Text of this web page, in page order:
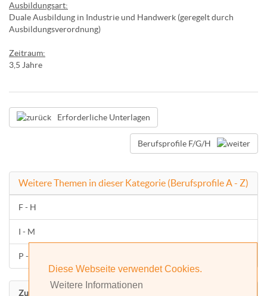
Diese Webseite verwendet Cookies.
Weitere Informationen
Ausbildungsart:
Duale Ausbildung in Industrie und Handwerk (geregelt durch
Ausbildungsverordnung)
Zeitraum:
3,5 Jahre
Erforderliche Unterlagen
Berufsprofile F/G/H
Weitere Themen in dieser Kategorie (Berufsprofile A - Z)
F - H
I - M
P - Z
Zurück nach oben